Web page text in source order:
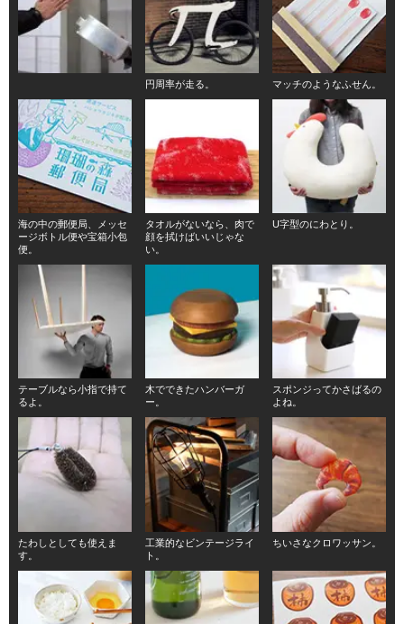
円周率が走る。 マッチのようなふせん。
海の中の郵便局、メッセ
ージボトル便や宝箱小包
便。
タオルがないなら、肉で
顔を拭けばいいじゃな
い。
U字型のにわとり。
テーブルなら小指で持て
るよ。
木でできたハンバーガ
ー。
スポンジってかさばるの
よね。
たわしとしても使えま
す。
工業的なビンテージライ
ト。
ちいさなクロワッサン。